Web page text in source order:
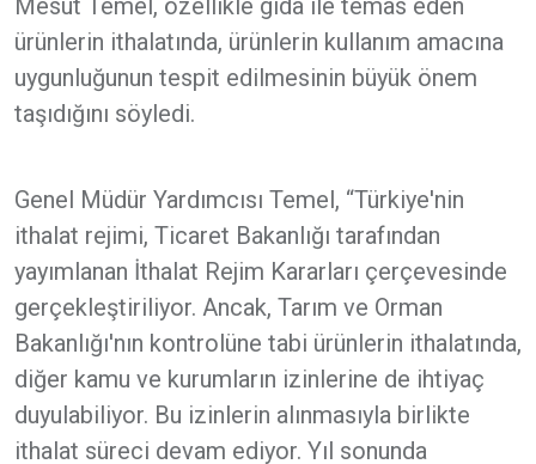
ürünlerin ithalatında, ürünlerin kullanım amacına
uygunluğunun tespit edilmesinin büyük önem
taşıdığını söyledi.
Genel Müdür Yardımcısı Temel, “Türkiye'nin
ithalat rejimi, Ticaret Bakanlığı tarafından
yayımlanan İthalat Rejim Kararları çerçevesinde
gerçekleştiriliyor. Ancak, Tarım ve Orman
Bakanlığı'nın kontrolüne tabi ürünlerin ithalatında,
diğer kamu ve kurumların izinlerine de ihtiyaç
duyulabiliyor. Bu izinlerin alınmasıyla birlikte
ithalat süreci devam ediyor. Yıl sonunda